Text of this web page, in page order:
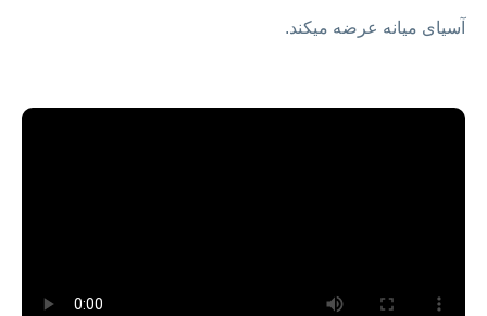
آسیای میانه عرضه میکند.